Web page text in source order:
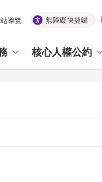
導覽 無障礙快捷鍵
核心人權公約